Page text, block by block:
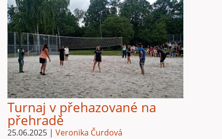
Turnaj v přehazované na
přehradě
25.06.2025 | Veronika Čurdová